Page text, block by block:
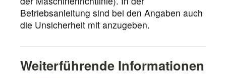
Betriebsanleitung sind bei den Angaben auch
die Unsicherheit mit anzugeben.
Weiterführende Informationen